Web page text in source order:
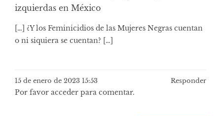
izquierdas en México
[…] ¿Y los Feminicidios de las Mujeres Negras cuentan
o ni siquiera se cuentan? […]
15 de enero de 2023 15:53 Responder
Por favor acceder para comentar.